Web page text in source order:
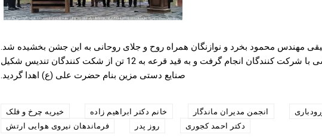
مهندس محمود بخرد و نوازنگان همراه روح و جلای روحانی به این جشن بخشیده شد.
در انتهای این جشن باشکوه مسابقه قرعه کشی با شرکت کنندگان انجام گرفت و به قید قرعه به 12 تن از شکت کنندگان تندیس شکیل
صنایع دستی مزین بنام حضرت علی (ع) اهدا گردید.
انجمن مدیران ماندگار خانم دکتر ابراهیم زاده
خیریه چرخ و فلک
دکتر احمد کجوری
روز پدر فرماندهان نیروی هوایی ارتش